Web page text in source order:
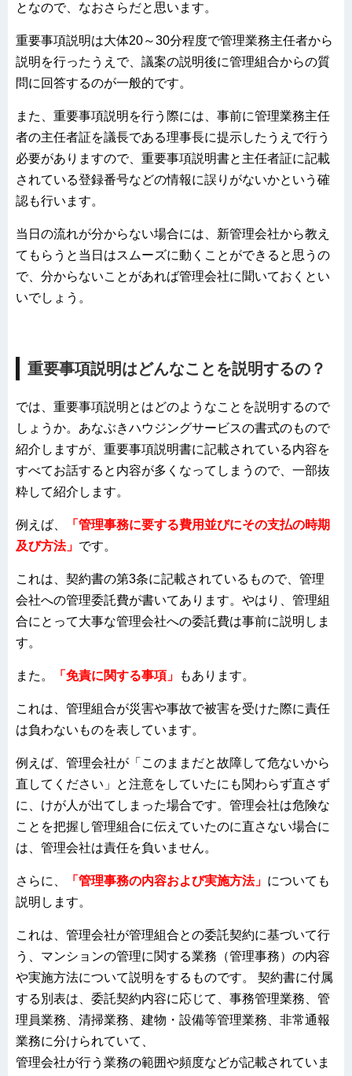
となので、なおさらだと思います。
重要事項説明は大体20～30分程度で管理業務主任者から
説明を行ったうえで、議案の説明後に管理組合からの質
問に回答するのが一般的です。
また、重要事項説明を行う際には、事前に管理業務主任
者の主任者証を議長である理事長に提示したうえで行う
必要がありますので、重要事項説明書と主任者証に記載
されている登録番号などの情報に誤りがないかという確
認も行います。
当日の流れが分からない場合には、新管理会社から教え
てもらうと当日はスムーズに動くことができると思うの
で、分からないことがあれば管理会社に聞いておくとい
いでしょう。
重要事項説明はどんなことを説明するの？
では、重要事項説明とはどのようなことを説明するので
しょうか。あなぶきハウジングサービスの書式のもので
紹介しますが、重要事項説明書に記載されている内容を
すべてお話すると内容が多くなってしまうので、一部抜
粋して紹介します。
例えば、
「管理事務に要する費用並びにその支払の時期
及び方法」 です。
これは、契約書の第3条に記載されているもので、管理
会社への管理委託費が書いてあります。やはり、管理組
合にとって大事な管理会社への委託費は事前に説明しま
す。
また。 「免責に関する事項」 もあります。
これは、管理組合が災害や事故で被害を受けた際に責任
は負わないものを表しています。
例えば、管理会社が「このままだと故障して危ないから
直してください」と注意をしていたにも関わらず直さず
に、けが人が出てしまった場合です。管理会社は危険な
ことを把握し管理組合に伝えていたのに直さない場合に
は、管理会社は責任を負いません。
さらに、 「管理事務の内容および実施方法」 についても
説明します。
これは、管理会社が管理組合との委託契約に基づいて行
う、マンションの管理に関する業務（管理事務）の内容
や実施方法について説明をするものです。 契約書に付属
する別表は、委託契約内容に応じて、事務管理業務、管
理員業務、清掃業務、建物・設備等管理業務、非常通報
業務に分けられていて、
管理会社が行う業務の範囲や頻度などが記載されていま